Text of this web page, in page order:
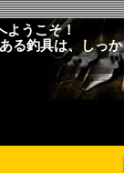
うこそ！
る釣具は、しっ